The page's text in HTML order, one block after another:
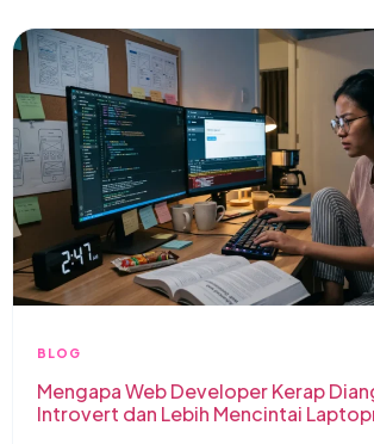
BLOG
Mengapa Web Developer Kerap
Introvert dan Lebih Mencintai